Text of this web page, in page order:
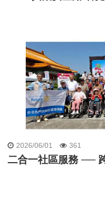
2026/06/01 361
二合一社區服務 ──